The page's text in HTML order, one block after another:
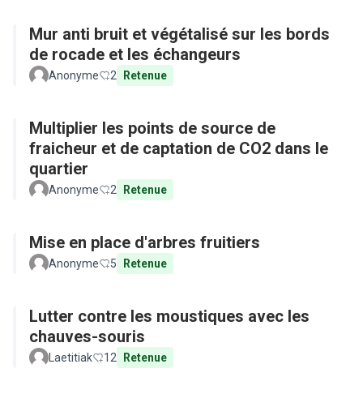
Mur anti bruit et végétalisé sur les bords
de rocade et les échangeurs
Anonyme 2 Retenue
Multiplier les points de source de
fraicheur et de captation de CO2 dans le
quartier
Anonyme 2 Retenue
Mise en place d'arbres fruitiers
Anonyme 5 Retenue
Lutter contre les moustiques avec les
chauves-souris
Laetitiak 12 Retenue